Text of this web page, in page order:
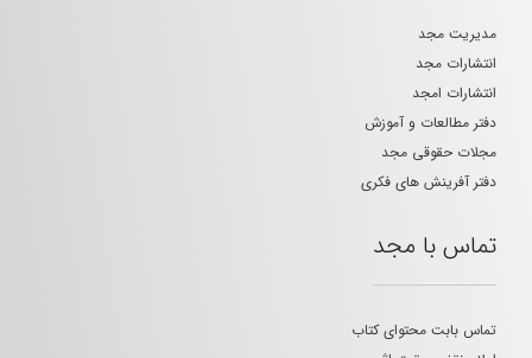
مدیریت مجد
انتشارات مجد
انتشارات امجد
دفتر مطالعات و آموزش
مجلات حقوقی مجد
دفتر آفرینش های فکری
تماس با مجد
تماس بابت محتوای کتاب